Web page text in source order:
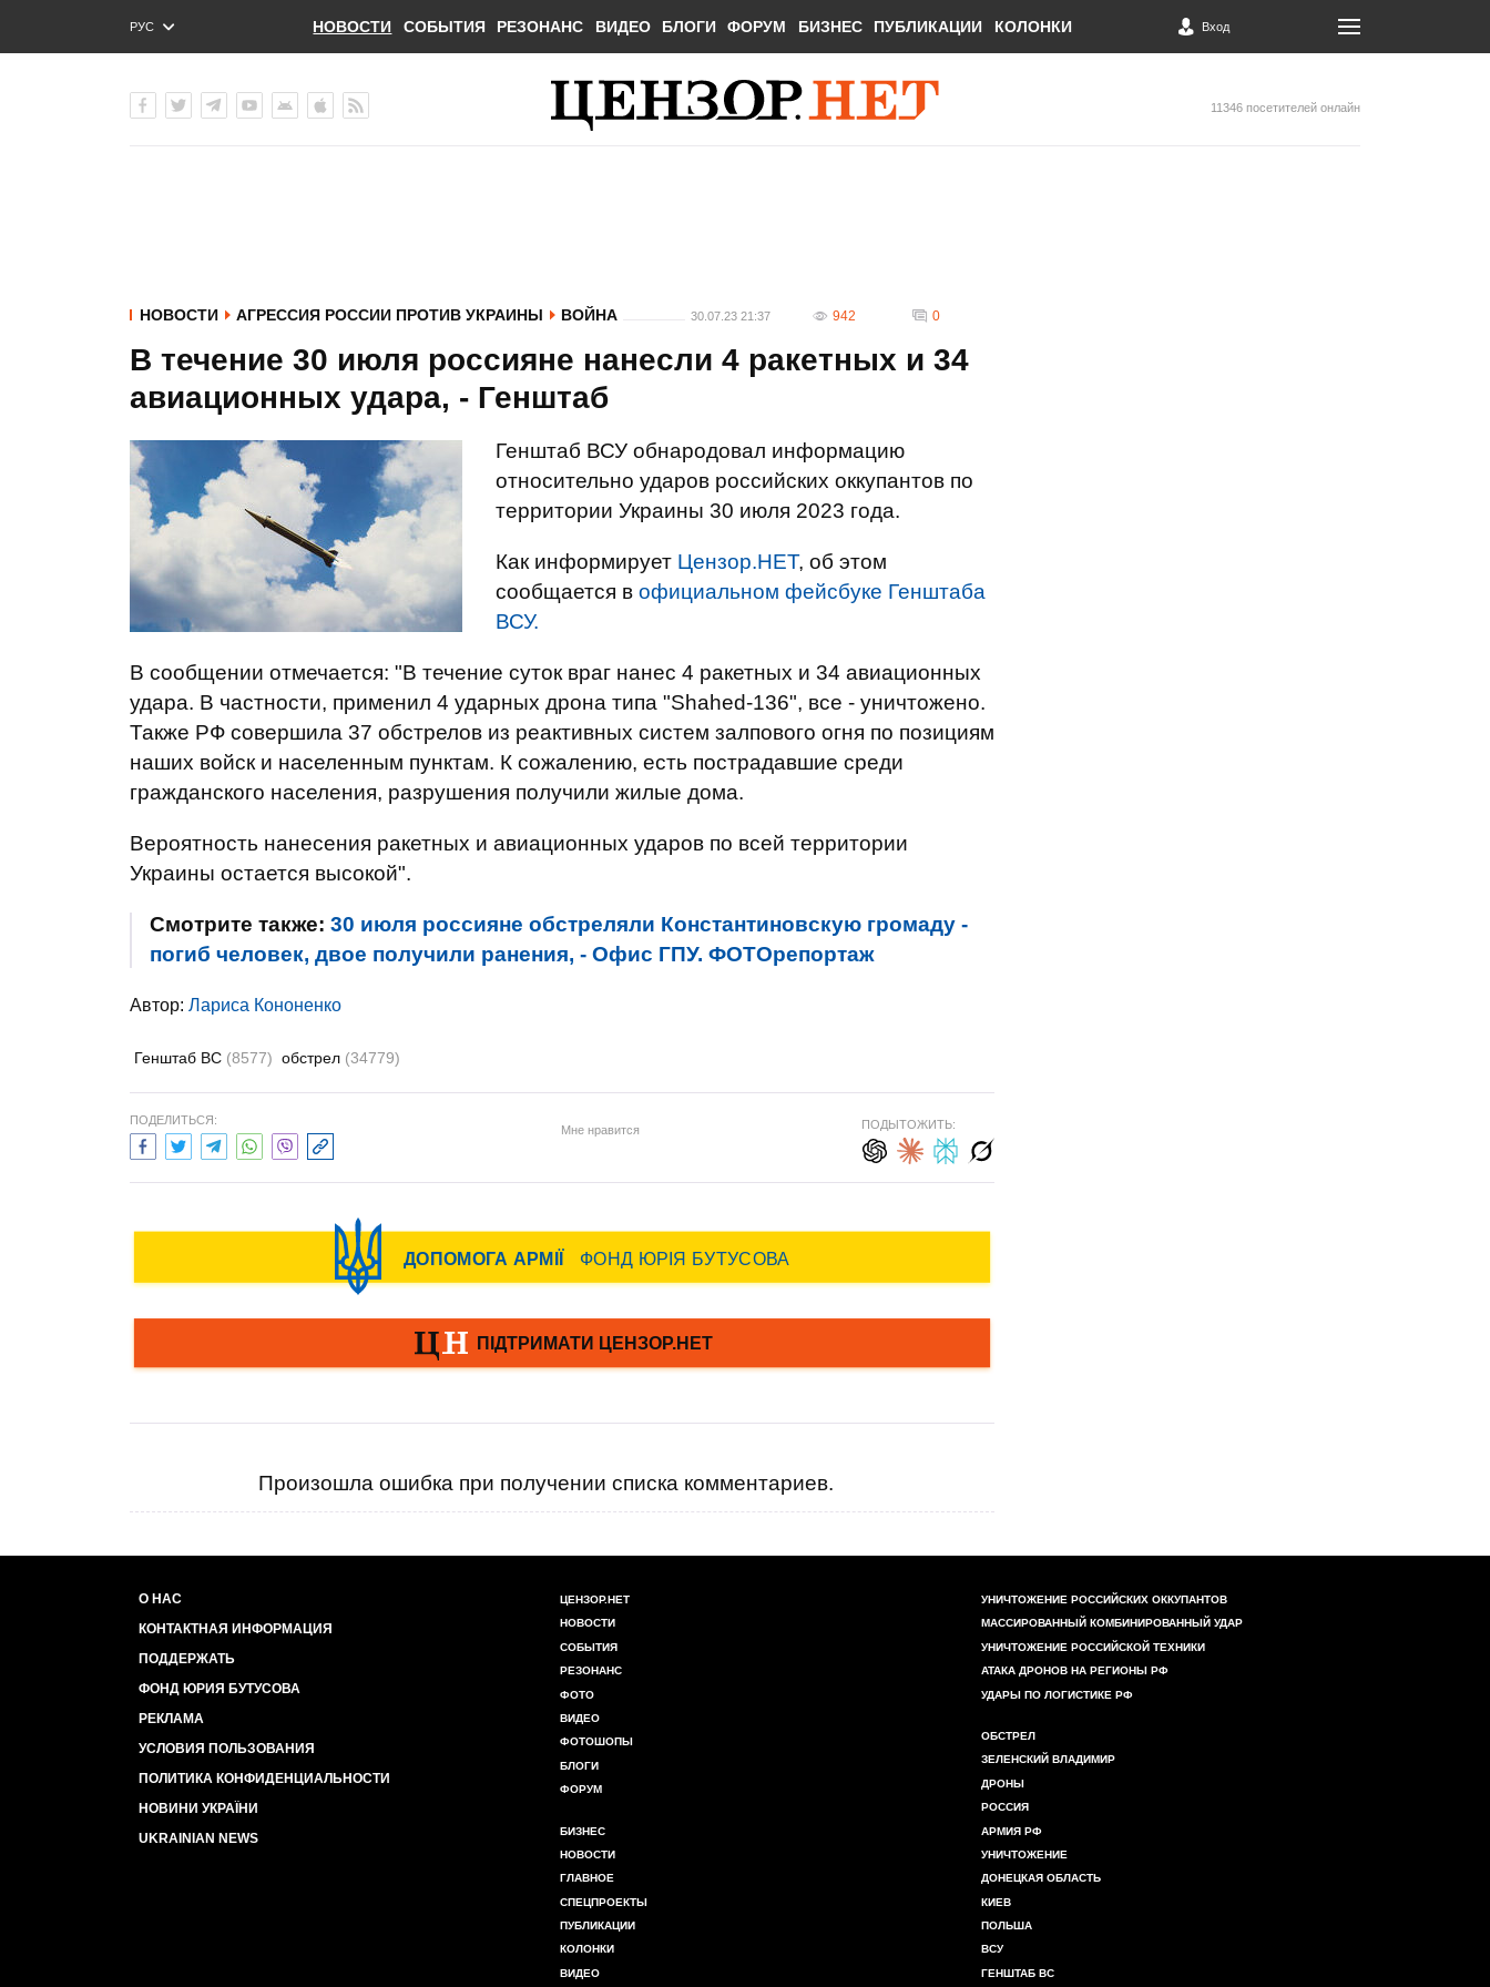
РУС
ENG
НОВОСТИ СОБЫТИЯ РЕЗОНАНС ВИДЕО БЛОГИ ФОРУМ БИЗНЕС ПУБЛИКАЦИИ КОЛОНКИ Вход
11346 посетителей онлайн
НОВОСТИ АГРЕССИЯ РОССИИ ПРОТИВ УКРАИНЫ ВОЙНА 30.07.23 21:37 942 0
В течение 30 июля россияне нанесли 4 ракетных и 34
авиационных удара, - Генштаб
Генштаб ВСУ обнародовал информацию
относительно ударов российских оккупантов по
территории Украины 30 июля 2023 года.
Как информирует Цензор.НЕТ, об этом
сообщается в официальном фейсбуке Генштаба
ВСУ.
В сообщении отмечается: "В течение суток враг нанес 4 ракетных и 34 авиационных
удара. В частности, применил 4 ударных дрона типа "Shahed-136", все - уничтожено.
Также РФ совершила 37 обстрелов из реактивных систем залпового огня по позициям
наших войск и населенным пунктам. К сожалению, есть пострадавшие среди
гражданского населения, разрушения получили жилые дома.
Вероятность нанесения ракетных и авиационных ударов по всей территории
Украины остается высокой".
Смотрите также: 30 июля россияне обстреляли Константиновскую громаду -
погиб человек, двое получили ранения, - Офис ГПУ. ФОТОрепортаж
Автор: Лариса Кононенко
Генштаб ВС (8577) обстрел (34779)
ПОДЕЛИТЬСЯ:
Мне нравится ПОДЫТОЖИТЬ:
Произошла ошибка при получении списка комментариев.
О НАС
КОНТАКТНАЯ ИНФОРМАЦИЯ
ПОДДЕРЖАТЬ
ФОНД ЮРИЯ БУТУСОВА
РЕКЛАМА
УСЛОВИЯ ПОЛЬЗОВАНИЯ
ПОЛИТИКА КОНФИДЕНЦИАЛЬНОСТИ
НОВИНИ УКРАЇНИ
UKRAINIAN NEWS
ЦЕНЗОР.НЕТ
НОВОСТИ
СОБЫТИЯ
РЕЗОНАНС
ФОТО
ВИДЕО
ФОТОШОПЫ
БЛОГИ
ФОРУМ
БИЗНЕС
НОВОСТИ
ГЛАВНОЕ
СПЕЦПРОЕКТЫ
ПУБЛИКАЦИИ
КОЛОНКИ
ВИДЕО
УНИЧТОЖЕНИЕ РОССИЙСКИХ ОККУПАНТОВ
МАССИРОВАННЫЙ КОМБИНИРОВАННЫЙ УДАР
УНИЧТОЖЕНИЕ РОССИЙСКОЙ ТЕХНИКИ
АТАКА ДРОНОВ НА РЕГИОНЫ РФ
УДАРЫ ПО ЛОГИСТИКЕ РФ
ОБСТРЕЛ
ЗЕЛЕНСКИЙ ВЛАДИМИР
ДРОНЫ
РОССИЯ
АРМИЯ РФ
УНИЧТОЖЕНИЕ
ДОНЕЦКАЯ ОБЛАСТЬ
КИЕВ
ПОЛЬША
ВСУ
ГЕНШТАБ ВС